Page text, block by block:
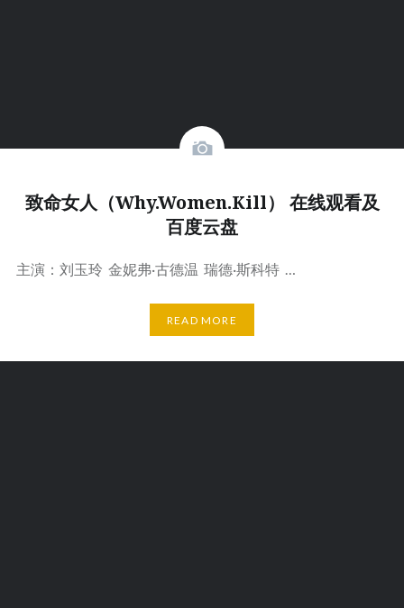
致命女人（Why.Women.Kill） 在线观看及
百度云盘
主演：刘玉玲 金妮弗·古德温 瑞德·斯科特 …
READ MORE